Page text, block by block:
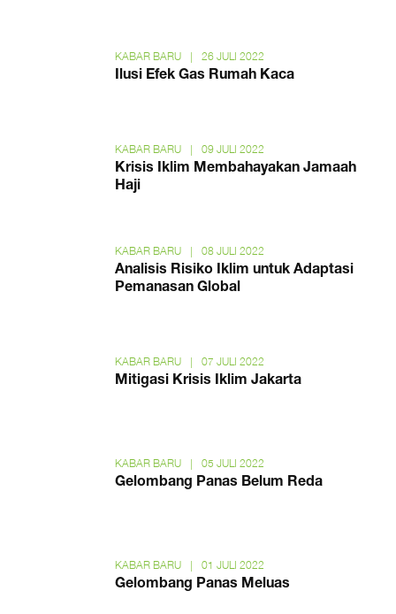
KABAR BARU | 26 JULI 2022
Ilusi Efek Gas Rumah Kaca
KABAR BARU | 09 JULI 2022
Krisis Iklim Membahayakan Jamaah
Haji
KABAR BARU | 08 JULI 2022
Analisis Risiko Iklim untuk Adaptasi
Pemanasan Global
KABAR BARU | 07 JULI 2022
Mitigasi Krisis Iklim Jakarta
KABAR BARU | 05 JULI 2022
Gelombang Panas Belum Reda
KABAR BARU | 01 JULI 2022
Gelombang Panas Meluas